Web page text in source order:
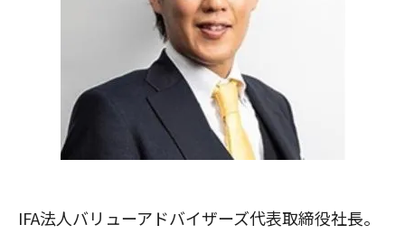
IFA法人バリューアドバイザーズ代表取締役社長。